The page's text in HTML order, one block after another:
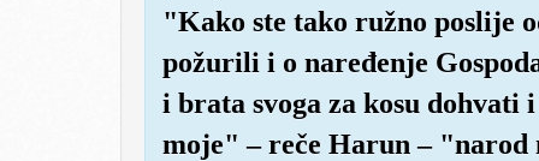
"Kako ste tako ružno poslije
požurili i o naređenje
i brata svoga za kosu dohvati
moje" – reče Harun – "narod